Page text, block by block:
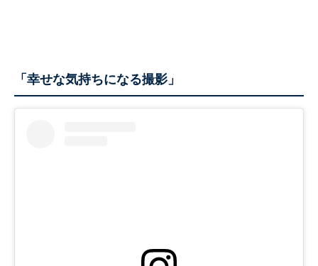
「幸せな気持ちになる撮影」